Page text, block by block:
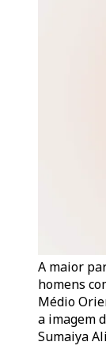
A maior
homens
Médio
a imagem
Sumaiya